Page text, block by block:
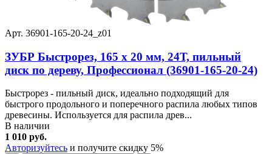
Арт. 36901-165-20-24_z01
ЗУБР Быстрорез, 165 x 20 мм, 24Т, пильный
диск по дереву, Профессионал (36901-165-20-24)
Быстрорез - пильный диск, идеально подходящий для
быстрого продольного и поперечного распила любых типов
древесины. Используется для распила древ...
В наличии
1 010 руб.
Авторизуйтесь и получите скидку 5%